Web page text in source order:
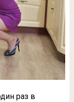
раз в